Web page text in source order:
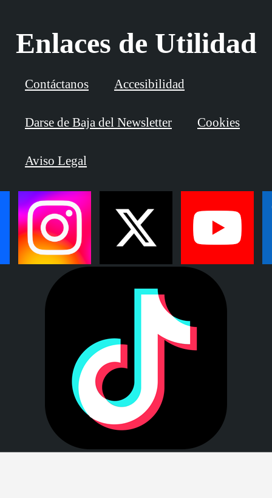
Enlaces de Utilidad
Contáctanos Accesibilidad
Darse de Baja del Newsletter Cookies
Aviso Legal